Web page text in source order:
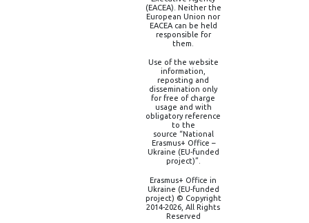
(EACEA). Neither the
European Union nor
EACEA can be held
responsible for
them.
Use of the website
information,
reposting and
dissemination only
for free of charge
usage and with
obligatory reference
to the
source “National
Erasmus+ Office –
Ukraine (EU-funded
project)”.
Erasmus+ Office in
Ukraine (EU-funded
project) © Copyright
2014-2026, All Rights
Reserved